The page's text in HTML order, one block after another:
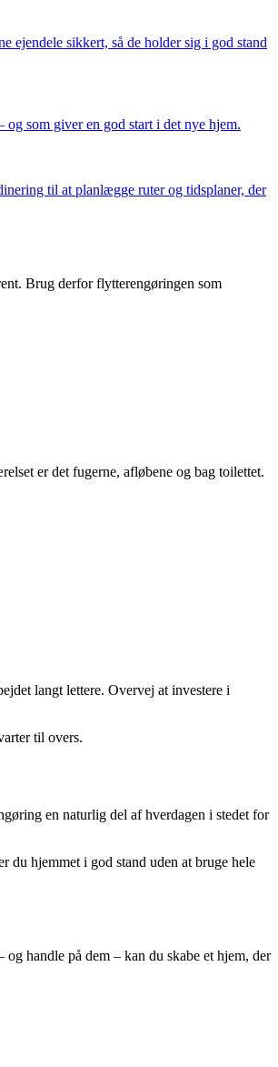
ejendele sikkert, så de holder sig i god stand
som giver en god start i det nye hjem.
til at planlægge ruter og tidsplaner, der
Brug derfor flytterengøringen som
er det fugerne, afløbene og bag toilettet.
langt lettere. Overvej at investere i
til overs.
en naturlig del af hverdagen i stedet for
du hjemmet i god stand uden at bruge hele
handle på dem – kan du skabe et hjem, der